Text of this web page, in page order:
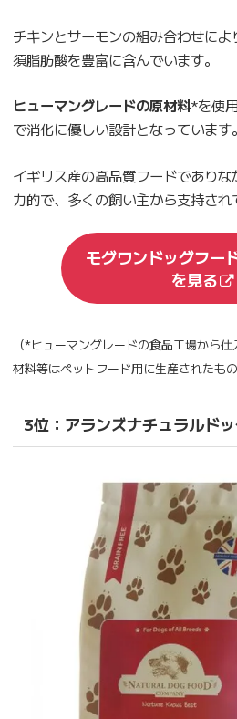
チキンとサーモンの組み合わせに
須脂肪酸を豊富に含んでいます。
ヒューマングレードの原材料*を使
で消化に優しい設計となっています。
イギリス産の高品質フードであり
力的で、多くの飼い主から支持され
モグワンドッグフー
を見る
（*ヒューマングレードの食品工場から
材料等はペットフード用に生産されたもの
3位：アランズナチュラルド